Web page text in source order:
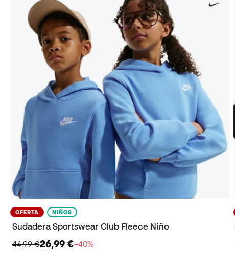
OFERTA NIÑOS
Sudadera Sportswear Club Fleece Niño
44,99 €26,99 €−40%